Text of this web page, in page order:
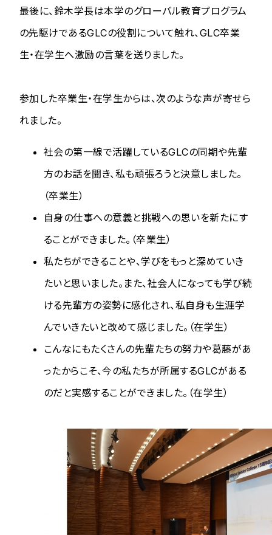
最後に、鈴木学長は本学のグローバル教育プログラム
の先駆けであるGLCの役割について触れ、GLC卒業
生・在学生へ激励の言葉を送りました。
参加した卒業生・在学生からは、次のような声が寄せら
れました。
社会の第一線で活躍しているGLCの同期や先輩
方のお話を聞き、私も頑張ろうと決意しました。
（卒業生）
自身の仕事への意義と挑戦への思いを新たにす
ることができました。（卒業生）
私たちができることや、学びをもっと深めていき
たいと思いました。また、社会人になっても学び続
ける先輩方の姿勢に感化され、私自身も生涯学
んでいきたいと改めて感じました。（在学生）
こんなにもたくさんの先輩たちの努力や葛藤があ
ったからこそ、今の私たちが所属するGLCがある
のだと実感することができました。（在学生）